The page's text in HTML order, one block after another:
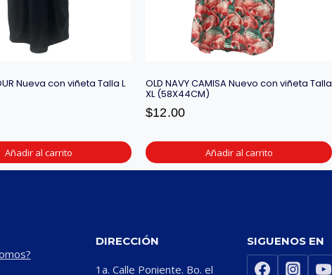
Nueva con viñeta Talla L
Añadir al carrito
OLD NAVY CAMISA Nuevo con viñeta Talla
XL (58X44CM)
$12.00
Añadir al carrito
DIRECCIÓN
1a. Calle Poniente. Bo. el
SIGUENOS EN